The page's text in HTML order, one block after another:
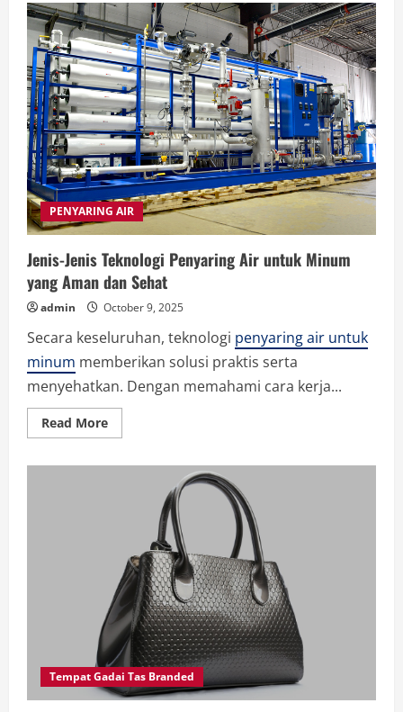
SEO
Murah
Profesional
Bantu
Naikkan
Peringkat
Website
PENYARING AIR
Jenis-Jenis Teknologi Penyaring Air untuk Minum
yang Aman dan Sehat
admin October 9, 2025
Secara keseluruhan, teknologi penyaring air untuk
minum memberikan solusi praktis serta
menyehatkan. Dengan memahami cara kerja...
Read MoreRead
more
Penyaring
Aman
dan
Sehat
Tempat Gadai Tas Branded